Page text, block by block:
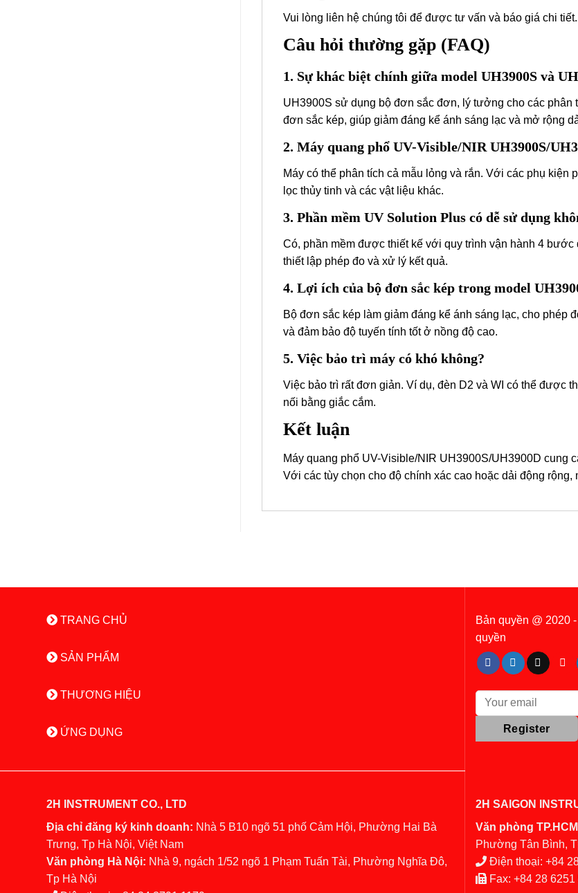
Vui lòng liên hệ chúng tôi để được tư vấn và báo giá chi tiết.
Câu hỏi thường gặp (FAQ)
1. Sự khác biệt chính giữa model UH3900S và
UH3900S sử dụng bộ đơn sắc đơn, lý tưởng cho các
đơn sắc kép, giúp giảm đáng kể ánh sáng lạc và mở rộng
2. Máy quang phổ UV-Visible/NIR UH3900S/
Máy có thể phân tích cả mẫu lỏng và rắn. Với các phụ kiện
lọc thủy tinh và các vật liệu khác.
3. Phần mềm UV Solution Plus có dễ sử dụng
Có, phần mềm được thiết kế với quy trình vận hành 4
thiết lập phép đo và xử lý kết quả.
4. Lợi ích của bộ đơn sắc kép trong model
Bộ đơn sắc kép làm giảm đáng kể ánh sáng lạc, cho phép
và đảm bảo độ tuyến tính tốt ở nồng độ cao.
5. Việc bảo trì máy có khó không?
Việc bảo trì rất đơn giản. Ví dụ, đèn D2 và WI có thể được
nối bằng giắc cắm.
Kết luận
Máy quang phổ UV-Visible/NIR UH3900S/UH3900D cung
Với các tùy chọn cho độ chính xác cao hoặc dải động
TRANG CHỦ
SẢN PHẨM
THƯƠNG HIỆU
ỨNG DỤNG
Bản quyền @ 2020 -
quyền
2H INSTRUMENT CO., LTD
Địa chỉ đăng ký kinh doanh: Nhà 5 B10 ngõ 51 phố Cảm Hội, Phường Hai Bà
Trưng, Tp Hà Nội, Việt Nam
Văn phòng Hà Nội: Nhà 9, ngách 1/52 ngõ 1 Phạm Tuấn Tài, Phường Nghĩa Đô,
Tp Hà Nội
2H SAIGON
Văn phòng
Phường Tân Bình,
Điện thoại: +84
Fax: +84 28 6251